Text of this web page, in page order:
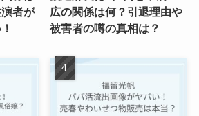
者が
広の関係は何？引退理由や
被害者の噂の真相は？